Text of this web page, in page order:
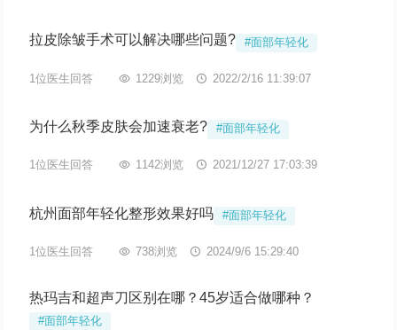
拉皮除皱手术可以解决哪些问题? #面部年轻化
1位医生回答  1229浏览  2022/2/16 11:39:07
为什么秋季皮肤会加速衰老? #面部年轻化
1位医生回答  1142浏览  2021/12/27 17:03:39
杭州面部年轻化整形效果好吗 #面部年轻化
1位医生回答  738浏览  2024/9/6 15:29:40
热玛吉和超声刀区别在哪？45岁适合做哪种？
#面部年轻化